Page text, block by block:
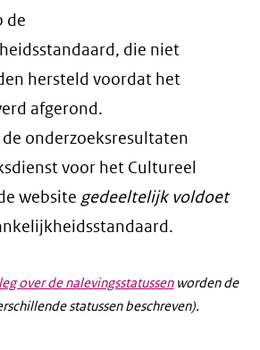
de
die niet
hersteld voordat het
afgerond.
de onderzoeksresultaten
voor het Cultureel
websitegedeeltelijk voldoet
over de nalevingsstatussenworden de
statussen beschreven).